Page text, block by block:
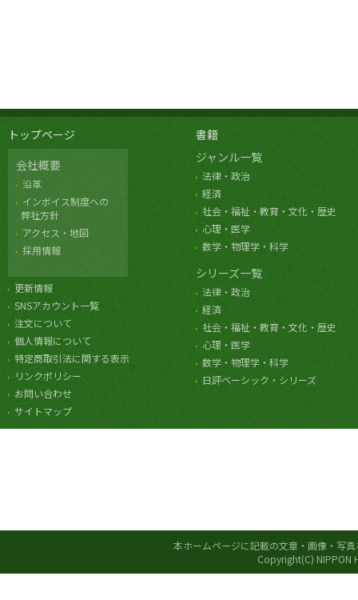
トップページ
会社概要
沿革
インボイス制度への
弊社方針
アクセス・地図
採用情報
更新情報
SNSアカウント一覧
注文について
個人情報について
特定商取引法に関する表示
リンクポリシー
お問い合わせ
サイトマップ
書籍
ジャンル一覧
法律・政治
経済
社会・福祉・教育・文化・歴史
心理・医学
数学・物理学・科学
シリーズ一覧
法律・政治
経済
社会・福祉・教育・文化・歴史
心理・医学
数学・物理学・科学
日評ベーシック・シリーズ
本ホームページに記載の文章・画像・写
Copyright(C) NIPPON